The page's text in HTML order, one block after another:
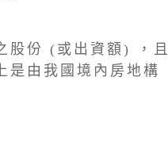
股份 (或出資額) ，且
是由我國境內房地構